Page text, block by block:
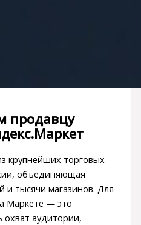
продавцу
крупнейших торговых
объединяющая
и тысячи магазинов. Для
Маркете — это
аудитории,